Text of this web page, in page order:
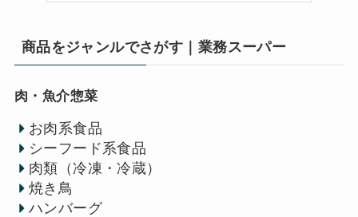
商品をジャンルでさがす｜業務スーパー
肉・魚介惣菜
お肉系食品
シーフード系食品
肉類（冷凍・冷蔵）
焼き鳥
ハンバーグ